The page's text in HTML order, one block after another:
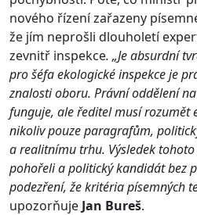
nového řízení zařazeny
že jím neprošli dlouholetí
zevnitř inspekce. „Je absurdní
pro šéfa ekologické inspekce je
znalosti oboru. Právní oddělení
funguje, ale ředitel musí
nikoliv pouze paragrafům,
a realitnímu trhu. Výsledek
pohořeli a politický kandidát bez
podezření, že kritéria písemných
upozorňuje Jan Bureš.